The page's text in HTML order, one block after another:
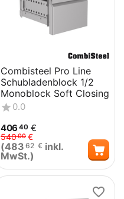
Combisteel Pro Line
Schubladenblock 1/2
Monoblock Soft Closing
0.0
406 40 €
54000 €
(483 62 € inkl.
MwSt.)